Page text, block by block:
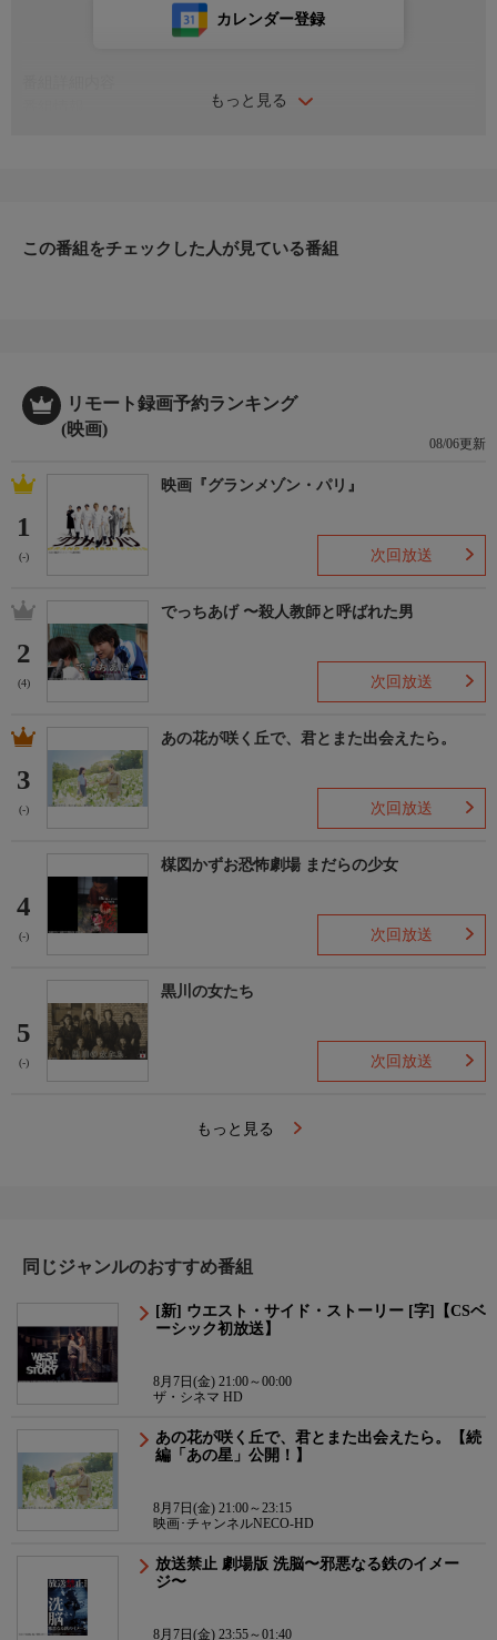
もっと見る
カレンダー登録
子」に逆戻り！2005年。68分。（監督）トニー・レオンディス、
この番組をチェックした人が見ている番組
リモート録画予約ランキング
(映画)
08/06更新
1
(-)
映画『グランメゾン・パリ』
次回放送
2
(4)
でっちあげ 〜殺人教師と呼ばれた男
次回放送
3
(-)
あの花が咲く丘で、君とまた出会えたら。
次回放送
4
(-)
楳図かずお恐怖劇場 まだらの少女
次回放送
5
(-)
黒川の女たち
次回放送
もっと見る
同じジャンルのおすすめ番組
[新] ウエスト・サイド・ストーリー [字]【CSベ
ーシック初放送】
8月7日(金) 21:00～00:00
ザ・シネマ HD
あの花が咲く丘で、君とまた出会えたら。【続
編「あの星」公開！】
8月7日(金) 21:00～23:15
映画･チャンネルNECO-HD
放送禁止 劇場版 洗脳〜邪悪なる鉄のイメー
ジ〜
8月7日(金) 23:55～01:40